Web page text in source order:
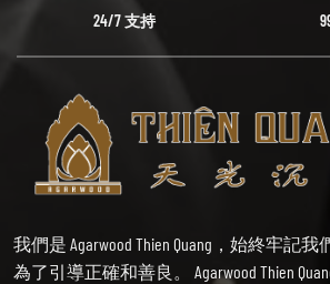
24/7 支持
我們是 Agarwood Thien Quang，始終牢記
為了引導正確和善良。 Agarwood Thien